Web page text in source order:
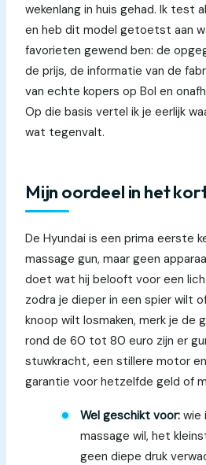
wekenlang in huis gehad. Ik test
en heb dit model getoetst aan
favorieten gewend ben: de
de prijs, de informatie van de
van echte kopers op Bol en
Op die basis vertel ik je eerlijk
wat tegenvalt.
Mijn oordeel in het
De Hyundai is een prima eerste
massage gun, maar geen
doet wat hij belooft voor een
zodra je dieper in een spier wilt
knoop wilt losmaken, merk je de
rond de 60 tot 80 euro zijn er
stuwkracht, een stillere motor
garantie voor hetzelfde geld of
Wel geschikt voor: wie
massage wil, het
geen diepe druk